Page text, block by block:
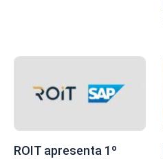
ROIT apresenta 1º